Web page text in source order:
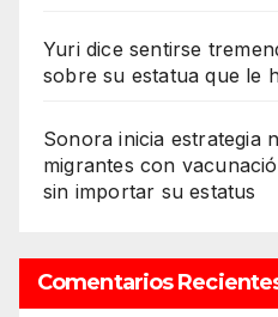
Yuri dice sentirse
sobre su estatua que le
Sonora inicia estrategia
migrantes con
sin importar su estatus
Comentarios